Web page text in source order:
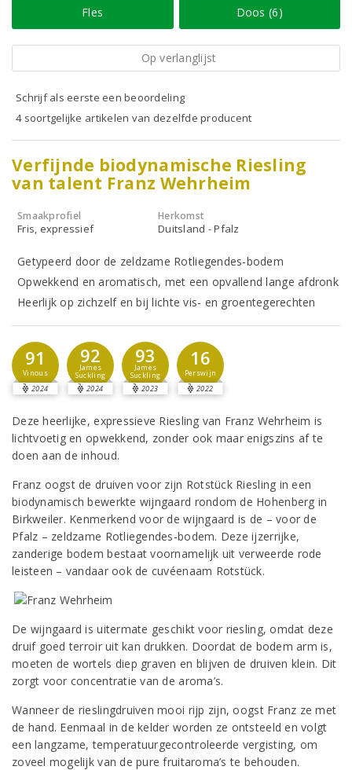
Fles Doos (6)
Op verlanglijst
Schrijf als eerste een beoordeling
4 soortgelijke artikelen van dezelfde producent
Verfijnde biodynamische Riesling
van talent Franz Wehrheim
Smaakprofiel
Fris, expressief
Herkomst
Duitsland - Pfalz
Getypeerd door de zeldzame Rotliegendes-bodem
Opwekkend en aromatisch, met een opvallend lange afdronk
Heerlijk op zichzelf en bij lichte vis- en groentegerechten
91
Vinous
2024
92
James
Suckling
2024
93
James
Suckling
2023
16
Perswijn
2022
Deze heerlijke, expressieve Riesling van Franz Wehrheim is
lichtvoetig en opwekkend, zonder ook maar enigszins af te
doen aan de inhoud.
Franz oogst de druiven voor zijn Rotstück Riesling in een
biodynamisch bewerkte wijngaard rondom de Hohenberg in
Birkweiler. Kenmerkend voor de wijngaard is de – voor de
Pfalz – zeldzame Rotliegendes-bodem. Deze ijzerrijke,
zanderige bodem bestaat voornamelijk uit verweerde rode
leisteen – vandaar ook de cuvéenaam Rotstück.
De wijngaard is uitermate geschikt voor riesling, omdat deze
druif goed terroir uit kan drukken. Doordat de bodem arm is,
moeten de wortels diep graven en blijven de druiven klein. Dit
zorgt voor concentratie van de aroma’s.
Wanneer de rieslingdruiven mooi rijp zijn, oogst Franz ze met
de hand. Eenmaal in de kelder worden ze ontsteeld en volgt
een langzame, temperatuurgecontroleerde vergisting, om
zoveel mogelijk van de pure fruitaroma’s te behouden.